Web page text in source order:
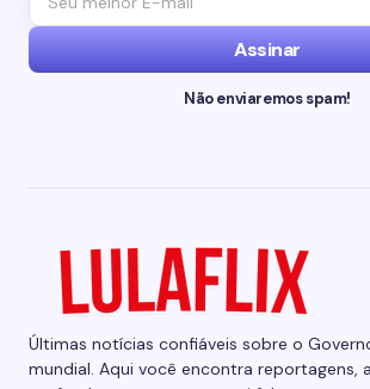
Assinar
Não enviaremos spam!
Últimas notícias confiáveis sobre o
mundial. Aqui você encontra reportagens,